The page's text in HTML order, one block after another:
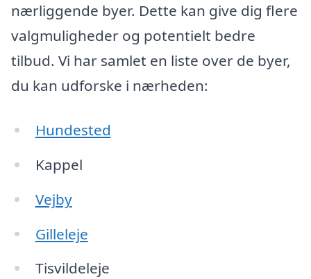
nærliggende byer. Dette kan give dig flere
valgmuligheder og potentielt bedre
tilbud. Vi har samlet en liste over de byer,
du kan udforske i nærheden:
Hundested
Kappel
Vejby
Gilleleje
Tisvildeleje